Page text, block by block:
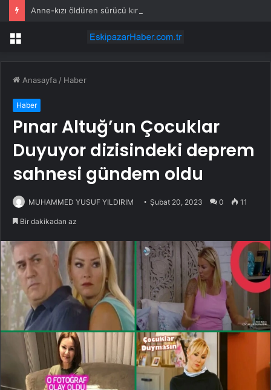
Menü
Anasayfa / Haber
Haber
Pınar Altuğ’un Çocuklar
Duyuyor dizisindeki deprem
sahnesi gündem oldu
MUHAMMED YUSUF YILDIRIM Şubat 20, 2023 0 11
Bir dakikadan az